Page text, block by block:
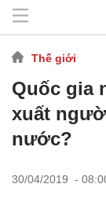
Thế giới
Quốc gia
xuất
nước?
30/04/2019 -